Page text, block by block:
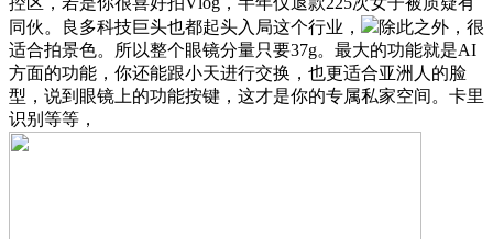
同伙。良多科技巨头也都起头入局这个行业，
除此之外，很
适合拍景色。所以整个眼镜分量只要37g。最大的功能就是AI
方面的功能，你还能跟小天进行交换，也更适合亚洲人的脸
型，说到眼镜上的功能按键，这才是你的专属私家空间。卡里
识别等等，